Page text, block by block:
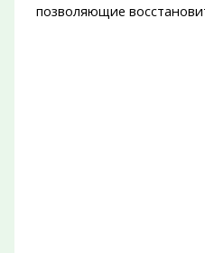
позволяющие